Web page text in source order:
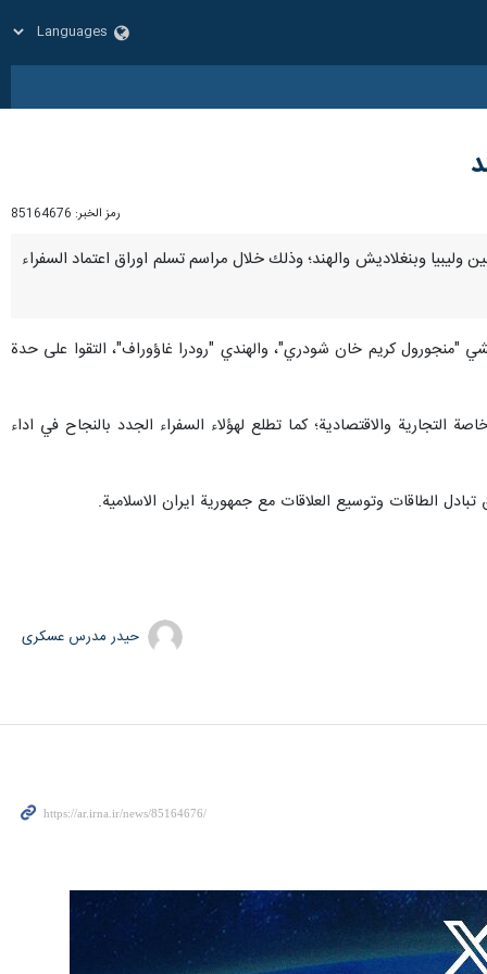
رمز الخبر: 85164676
وليبيا وبنغلاديش والهند؛ وذلك خلال مراسم تسلم اوراق اعتماد السفراء
"منجورول كريم خان شودري"، والهندي "رودرا غاؤوراف"، التقوا على حدة
التجارية والاقتصادية؛ كما تطلع لهؤلاء السفراء الجدد بالنجاح في اداء
الطاقات وتوسيع العلاقات مع جمهورية ايران الاسلامية.
حیدر مدرس عسکری